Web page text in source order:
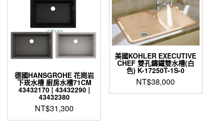
種
款
式。
可
在
產
品
頁
面
選
德國HANSGROHE 花崗岩
下崁水槽 廚房水槽71CM
43432170 | 43432290 |
43432380
NT$31,300
此
美國KOHLER EXECUTIVE
CHEF 雙孔鑄鐵雙水槽(白
色) K-17250T-1S-0
NT$38,000